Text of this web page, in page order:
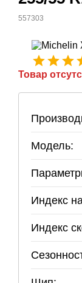
557303
Товар
Модель:
Индекс
Индекс